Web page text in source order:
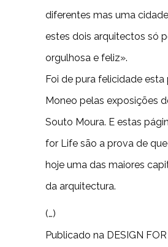
diferentes mas uma
estes dois arquitectos só
orgulhosa e feliz».
Foi de pura felicidade
Moneo pelas exposições
Souto Moura. E estas
for Life são a prova de
hoje uma das maiores
da arquitectura.
(…)
Publicado na DESIGN